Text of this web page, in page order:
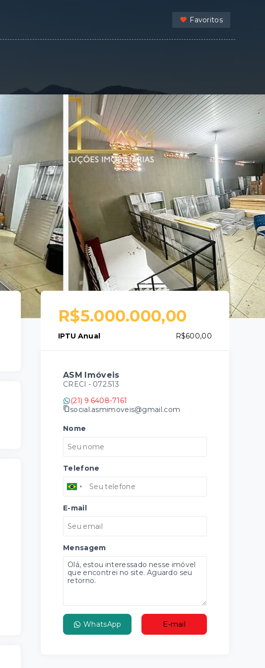
Favoritos
R$5.000.000,00
IPTU Anual R$600,00
ASM Imóveis
CRECI - 072.513
(21) 9 6408-7161
social.asmimoveis@gmail.com
Nome
Telefone
E-mail
Mensagem
WhatsApp E-mail